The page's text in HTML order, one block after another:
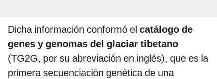
Dicha información conformó el catálogo de
genes y genomas del glaciar tibetano
(TG2G, por su abreviación en inglés), que es la
primera secuenciación genética de una